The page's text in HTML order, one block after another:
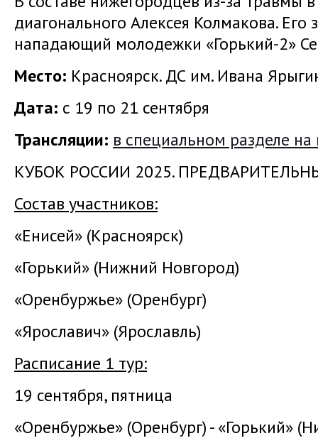
диагонального Алексея Колмакова.
нападающий молодежки «Горький-2»
Место: Красноярск. ДС им. Ивана
Дата: с 19 по 21 сентября
Трансляции: в специальном разделе
КУБОК РОССИИ 2025.
Состав участников:
«Енисей» (Красноярск)
«Горький» (Нижний Новгород)
«Оренбуржье» (Оренбург)
«Ярославич» (Ярославль)
Расписание 1 тур:
19 сентября, пятница
«Оренбуржье» (Оренбург) - «Горький»